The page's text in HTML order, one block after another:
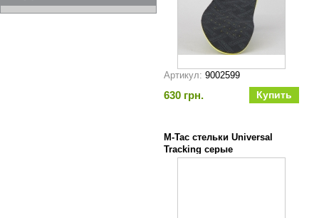
Артикул: 9002599
630 грн.
M-Tac стельки Universal
Tracking серые